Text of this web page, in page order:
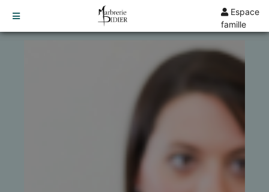
Espace
famille